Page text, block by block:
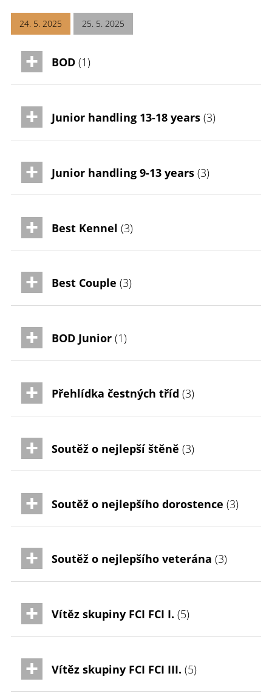
24. 5. 2025 25. 5. 2025
BOD (1)
Junior handling 13-18 years (3)
Junior handling 9-13 years (3)
Best Kennel (3)
Best Couple (3)
BOD Junior (1)
Přehlídka čestných tříd (3)
Soutěž o nejlepší štěně (3)
Soutěž o nejlepšího dorostence (3)
Soutěž o nejlepšího veterána (3)
Vítěz skupiny FCI FCI I. (5)
Vítěz skupiny FCI FCI III. (5)